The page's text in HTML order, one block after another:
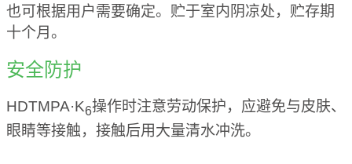
也可根据用户需要确定。贮于室内阴凉处，贮存期
十个月。
安全防护
HDTMPA·K6操作时注意劳动保护，应避免与皮肤、
眼睛等接触，接触后用大量清水冲洗。